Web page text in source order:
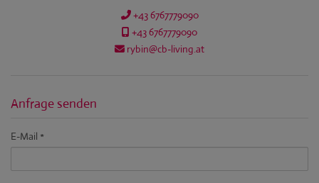
+43 6767779090
+43 6767779090
rybin@cb-living.at
Anfrage senden
E-Mail